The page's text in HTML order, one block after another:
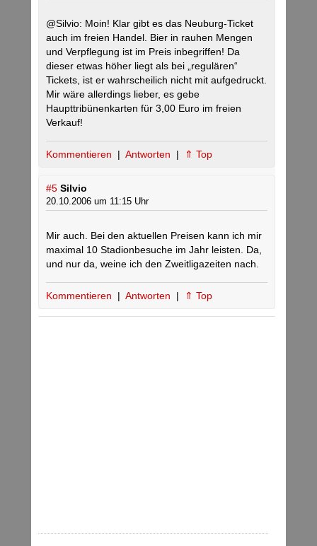
@Silvio: Moin! Klar gibt es das Neuburg-Ticket
auch im freien Handel. Bier in rauhen Mengen
und Verpflegung ist im Preis inbegriffen! Da
dieser etwas höher liegt als bei „regulären“
Tickets, ist er wahrscheilich nicht mit aufgedruckt.
Mir wäre allerdings lieber, es gebe
Haupttribünenkarten für 3,00 Euro im freien
Verkauf!
Kommentieren | Antworten | ⇑ Top
#5 Silvio
20.10.2006 um 11:15 Uhr
Mir auch. Bei den aktuellen Preisen kann ich mir
maximal 10 Stadionbesuche im Jahr leisten. Da,
und nur da, weine ich den Zweitligazeiten nach.
Kommentieren | Antworten | ⇑ Top